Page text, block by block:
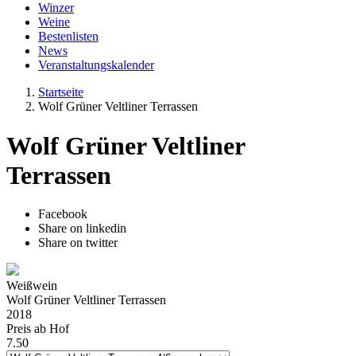
Winzer
Weine
Bestenlisten
News
Veranstaltungskalender
Startseite
Wolf Grüner Veltliner Terrassen
Wolf Grüner Veltliner
Terrassen
Facebook
Share on linkedin
Share on twitter
Weißwein
Wolf Grüner Veltliner Terrassen
2018
Preis ab Hof
7.50